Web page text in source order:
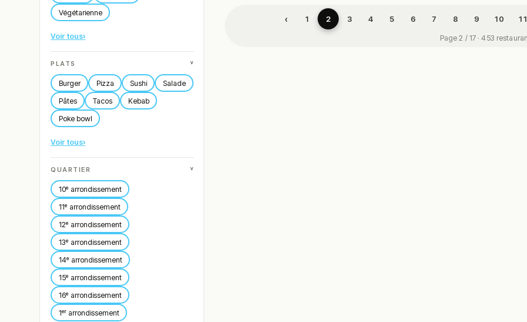
Végétarienne
Voir tous›
PLATS ˅
Burger Pizza Sushi
Salade
Pâtes
Tacos
Kebab
Poke bowl
Voir tous›
QUARTIER ˅
10ᵉ arrondissement
11ᵉ arrondissement
12ᵉ arrondissement
13ᵉ arrondissement
14ᵉ arrondissement
15ᵉ arrondissement
16ᵉ arrondissement
1ᵉʳ arrondissement
‹ 1 2 3 4 5 6 7 8 9 10 11
Page 2 / 17 · 453